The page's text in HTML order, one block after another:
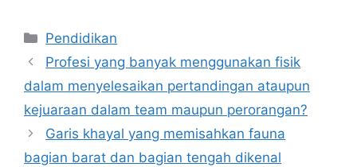
Kategori
Pendidikan
Profesi yang banyak menggunakan fisik
dalam menyelesaikan pertandingan ataupun
kejuaraan dalam team maupun perorangan?
Garis khayal yang memisahkan fauna
bagian barat dan bagian tengah dikenal